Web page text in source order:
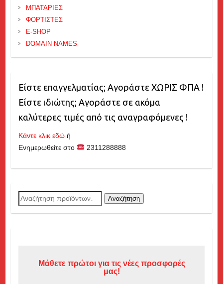
ΜΠΑΤΑΡΙΕΣ
ΦΟΡΤΙΣΤΕΣ
E-SHOP
DOMAIN NAMES
Είστε επαγγελματίας; Αγοράστε ΧΩΡΙΣ ΦΠΑ !
Είστε ιδιώτης; Αγοράστε σε ακόμα
καλύτερες τιμές από τις αναγραφόμενες !
Κάντε κλικ εδώή
Ενημερωθείτε στο
2311288888
Αναζήτηση
για:
Αναζήτηση
Μάθετε πρώτοι για τις νέες προσφορές
μας!